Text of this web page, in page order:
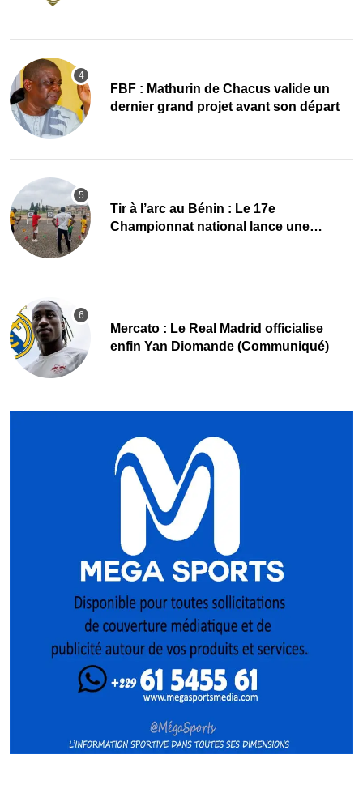
FBF : Mathurin de Chacus valide un
dernier grand projet avant son départ
Tir à l’arc au Bénin : Le 17e
Championnat national lance une
Mercato : Le Real Madrid officialise
enfin Yan Diomande (Communiqué)